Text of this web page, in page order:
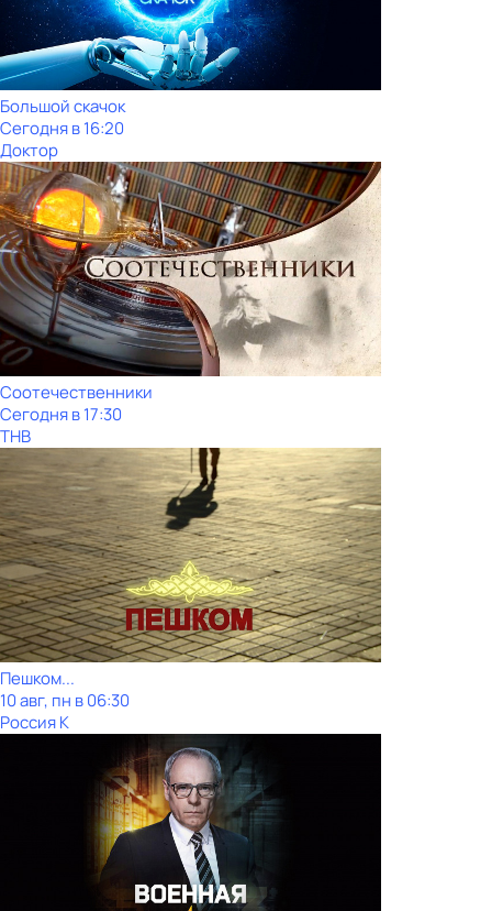
Большой скачок
Сегодня в 16:20
Доктор
Соотечественники
Сегодня в 17:30
ТНВ
Пешком...
10 авг, пн в 06:30
Россия К